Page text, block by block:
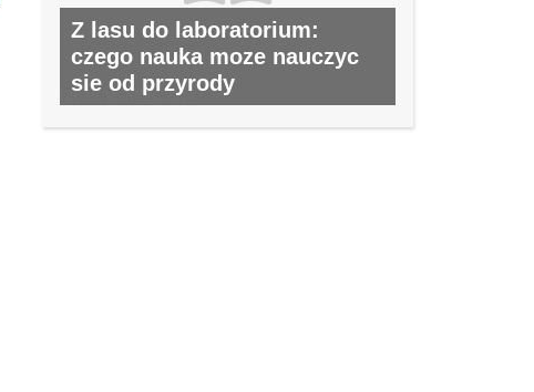
Z lasu do laboratorium:
czego nauka moze nauczyc
sie od przyrody
NR 30, MARZEC 2014